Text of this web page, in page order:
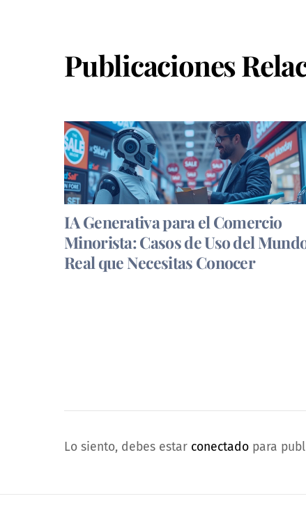
Publicaciones
IA Generativa para el Comercio
Minorista: Casos de Uso del
Real que Necesitas Conocer
Lo siento, debes estar conectado para